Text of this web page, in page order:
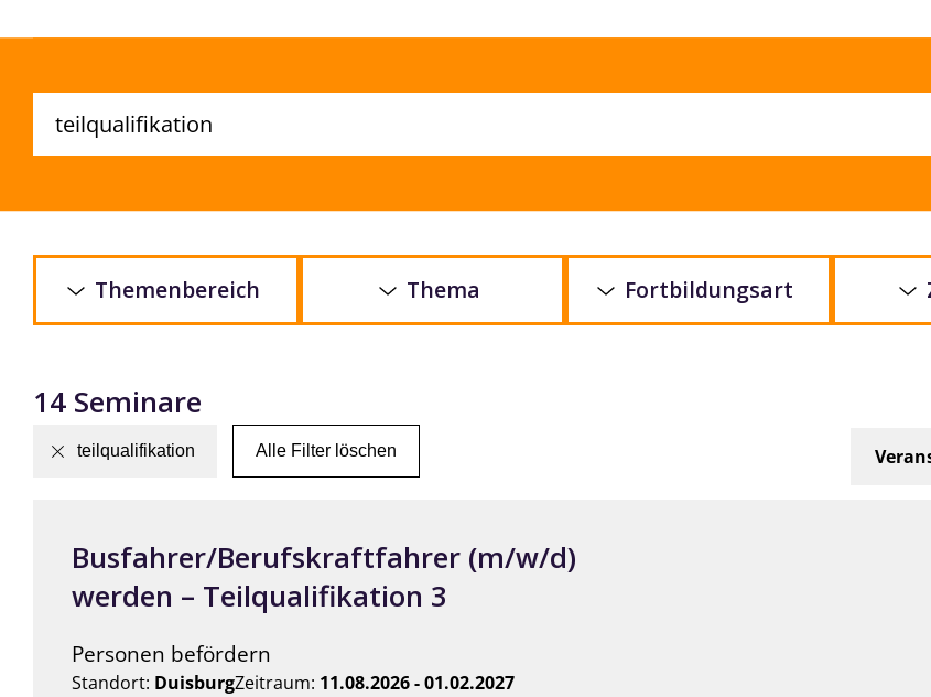
Themenbereich Thema Fortbildungsart
14 Seminare
teilqualifikation Alle Filter löschen
Busfahrer/Berufskraftfahrer (m/w/d)
werden – Teilqualifikation 3
Personen befördern
Standort: DuisburgZeitraum: 11.08.2026 - 01.02.2027